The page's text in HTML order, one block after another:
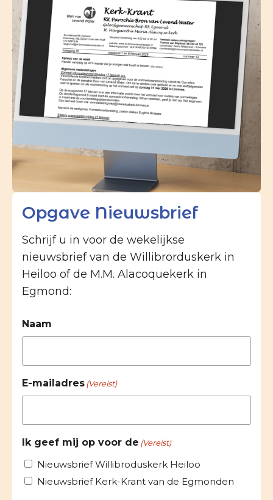
Opgave Nieuwsbrief
Schrijf u in voor de wekelijkse
nieuwsbrief van de Willibrorduskerk in
Heiloo of de M.M. Alacoquekerk in
Egmond:
Naam
E-mailadres (Vereist)
Ik geef mij op voor de (Vereist)
Nieuwsbrief Willibroduskerk Heiloo
Nieuwsbrief Kerk-Krant van de Egmonden